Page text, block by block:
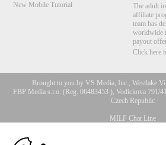
New Mobile Tutorial
The adult
affiliate
team has
worldwide
payout
Click here
Brought to you by VS Media, Inc., Westlake
FBP Media s.r.o. (Reg. 06483453 ), Vodickova 791/
Czech Republic
MILF Chat Line
All persons depicted herein were at least 18 years of
10:00